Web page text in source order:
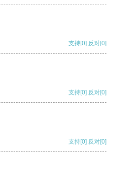
支持[0] 反对[0]
支持[0] 反对[0]
支持[0] 反对[0]